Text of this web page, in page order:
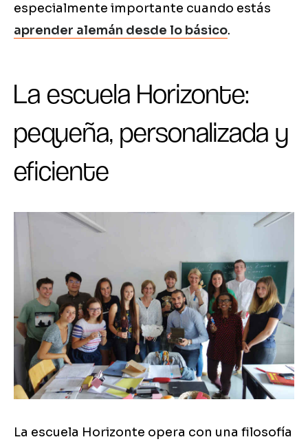
especialmente importante cuando estás
aprender alemán desde lo básico.
La escuela Horizonte:
pequeña, personalizada y
eficiente
La escuela Horizonte opera con una filosofía